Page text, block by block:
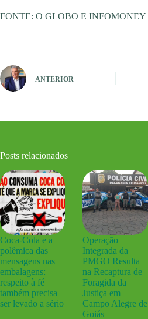
FONTE: O GLOBO E INFOMONEY
ANTERIOR
Posts relacionados
Coca-Cola e a
polêmica das
mensagens nas
embalagens:
respeito à fé
também precisa
ser levado a sério
Operação
Integrada da
PMGO Resulta
na Recaptura de
Foragida da
Justiça em
Campo Alegre de
Goiás